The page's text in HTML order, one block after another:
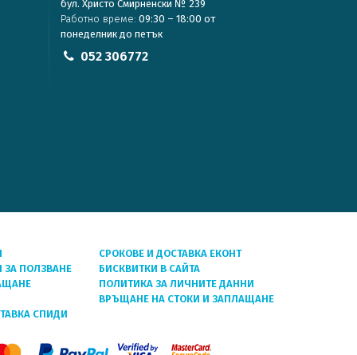
бул. Христо Смирненски № 239
Работно време: 09:30 – 18:00 от
понеделник до петък
052 306772
ПОЛЗВАНЕ
СПИДИ
СРОКОВЕ И ДОСТАВКА ЕКОНТ
БИСКВИТКИ В САЙТА
ПОЛИТИКА ЗА ЛИЧНИТЕ ДАННИ
ВРЪЩАНЕ НА СТОКИ И ЗАПЛАЩАНЕ